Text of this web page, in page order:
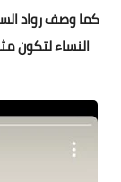
كما وصف رواد
النساء لتكون